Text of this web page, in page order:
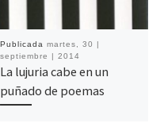
Publicada martes, 30 |
septiembre | 2014
La lujuria cabe en un
puñado de poemas